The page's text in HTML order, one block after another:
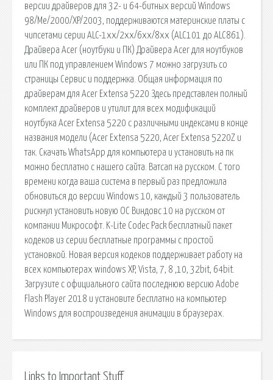
версии драйверов для 32- и 64-битных версий Windows
98/Me/2000/XP/2003, поддерживаются материнские платы с
чипсетами серии ALC-1xx/2xx/6xx/8xx (ALC101 до ALC861).
Драйвера Acer (ноутбуки и ПК) Драйвера Acer для ноутбуков
или ПК под управлением Windows 7 можно загрузить со
страницы Сервис и поддержка. Общая информация по
драйверам для Acer Extensa 5220 Здесь представлен полный
комплект драйверов и утилит для всех модификаций
ноутбука Acer Extensa 5220 с различными индексами в конце
названия модели (Acer Extensa 5220, Acer Extensa 5220Z и
так. Скачать WhatsApp для компьютера и установить на пк
можно бесплатно с нашего сайта. Ватсап на русском. С того
времени когда ваша система в первый раз предложила
обновиться до версии Windows 10, каждый 3 пользователь
рискнул установить новую ОС Виндовс 10 на русском от
компании Микрософт. K-Lite Codec Pack бесплатный пакет
кодеков из серии бесплатные программы с простой
установкой. Новая версия кодеков поддерживает работу на
всех компьютерах windows XP, Vista, 7, 8 ,10, 32bit, 64bit.
Загрузите с официального сайта последнюю версию Adobe
Flash Player 2018 и установите бесплатно на компьютер
Windows для воспроизведения анимации в браузерах.
Links to Important Stuff